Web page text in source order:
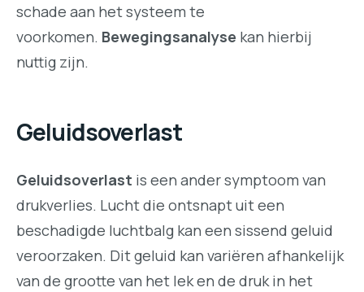
schade aan het systeem te
voorkomen. Bewegingsanalyse kan hierbij
nuttig zijn.
Geluidsoverlast
Geluidsoverlast is een ander symptoom van
drukverlies. Lucht die ontsnapt uit een
beschadigde luchtbalg kan een sissend geluid
veroorzaken. Dit geluid kan variëren afhankelijk
van de grootte van het lek en de druk in het